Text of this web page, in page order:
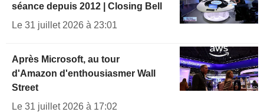
séance depuis 2012 | Closing Bell
Le 31 juillet 2026 à 23:01
Après Microsoft, au tour
d'Amazon d'enthousiasmer Wall
Street
Le 31 juillet 2026 à 17:02